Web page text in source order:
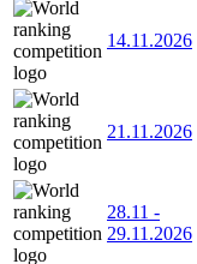
14.11.2026
21.11.2026
28.11 -
29.11.2026